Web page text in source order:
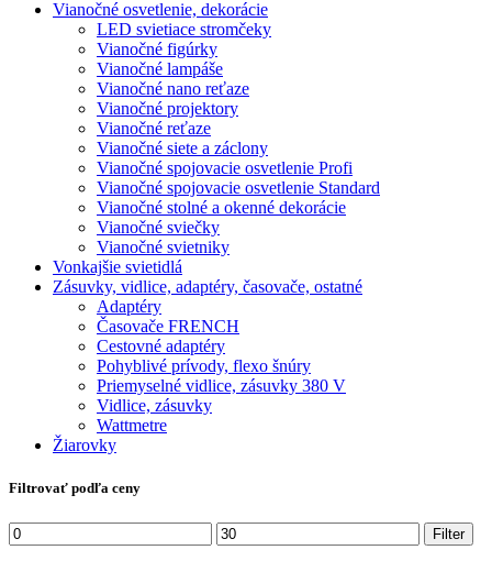
Vianočné osvetlenie, dekorácie
LED svietiace stromčeky
Vianočné figúrky
Vianočné lampáše
Vianočné nano reťaze
Vianočné projektory
Vianočné reťaze
Vianočné siete a záclony
Vianočné spojovacie osvetlenie Profi
Vianočné spojovacie osvetlenie Standard
Vianočné stolné a okenné dekorácie
Vianočné sviečky
Vianočné svietniky
Vonkajšie svietidlá
Zásuvky, vidlice, adaptéry, časovače, ostatné
Adaptéry
Časovače FRENCH
Cestovné adaptéry
Pohyblivé prívody, flexo šnúry
Priemyselné vidlice, zásuvky 380 V
Vidlice, zásuvky
Wattmetre
Žiarovky
Filtrovať podľa ceny
Min
price
Max
price
Filter